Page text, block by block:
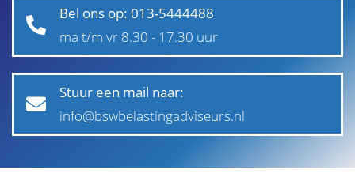
Bel ons op: 013-5444488
ma t/m vr 8.30 - 17.30 uur
Stuur een mail naar:
info@bswbelastingadviseurs.nl